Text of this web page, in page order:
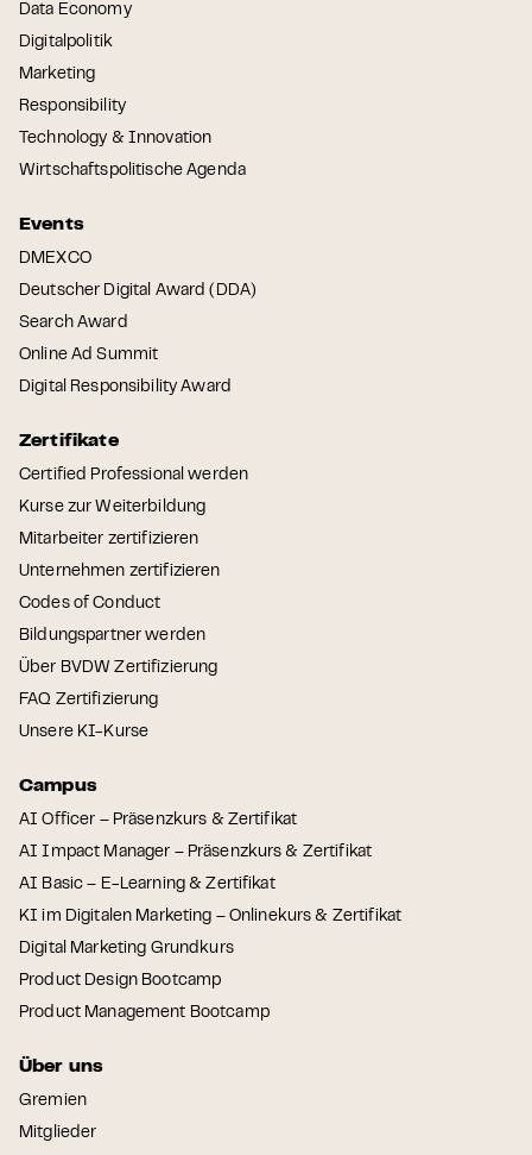
Data Economy
Digitalpolitik
Marketing
Responsibility
Technology & Innovation
Wirtschaftspolitische Agenda
Events
DMEXCO
Deutscher Digital Award (DDA)
Search Award
Online Ad Summit
Digital Responsibility Award
Zertifikate
Certified Professional werden
Kurse zur Weiterbildung
Mitarbeiter zertifizieren
Unternehmen zertifizieren
Codes of Conduct
Bildungspartner werden
Über BVDW Zertifizierung
FAQ Zertifizierung
Unsere KI-Kurse
Campus
AI Officer – Präsenzkurs & Zertifikat
AI Impact Manager – Präsenzkurs & Zertifikat
AI Basic – E-Learning & Zertifikat
KI im Digitalen Marketing – Onlinekurs & Zertifikat
Digital Marketing Grundkurs
Product Design Bootcamp
Product Management Bootcamp
Über uns
Gremien
Mitglieder